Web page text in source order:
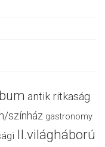
antik ritkaság
színház gastronomy
II.világháború